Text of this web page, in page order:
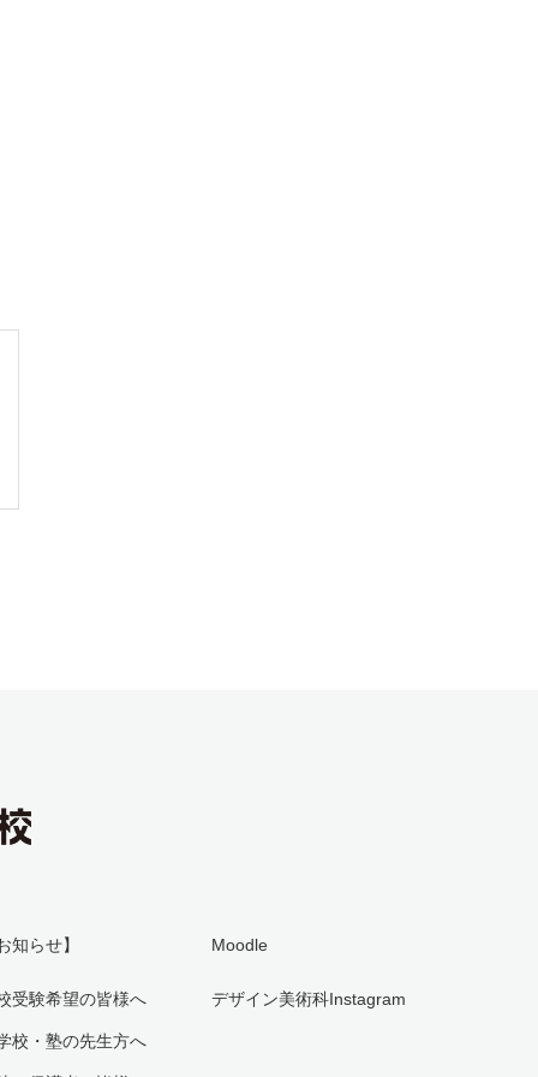
知らせ】
受験希望の皆様へ
校・塾の先生方へ
Moodle
デザイン美術科Instagram